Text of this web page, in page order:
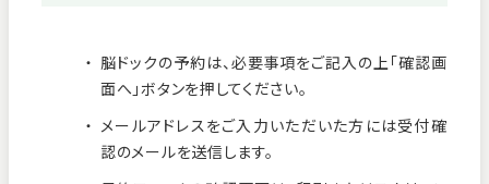
脳ドックの予約は、必要事項をご記入の上「確認画
面へ」ボタンを押してください。
メールアドレスをご入力いただいた方には受付確
認のメールを送信します。